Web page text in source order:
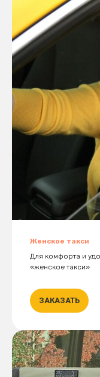
Женское такси
Для комфорта и
«женское такси»
ЗАКАЗАТЬ